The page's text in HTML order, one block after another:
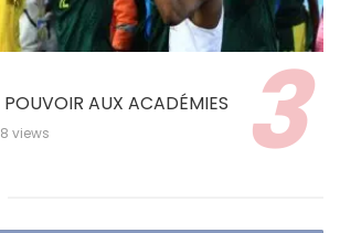
POUVOIR AUX ACADÉMIES
views